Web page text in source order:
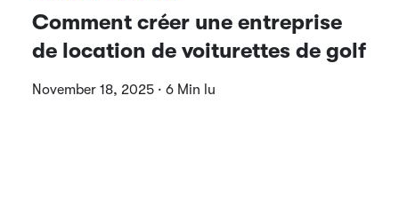
Comment créer une entreprise
de location de voiturettes de golf
November 18, 2025 · 6 Min lu